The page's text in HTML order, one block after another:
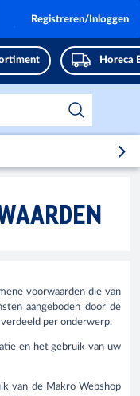
Horeca
Registreren/Inloggen
voorwaarden die van
aangeboden door de
per onderwerp.
en het gebruik van uw
van de Makro Webshop